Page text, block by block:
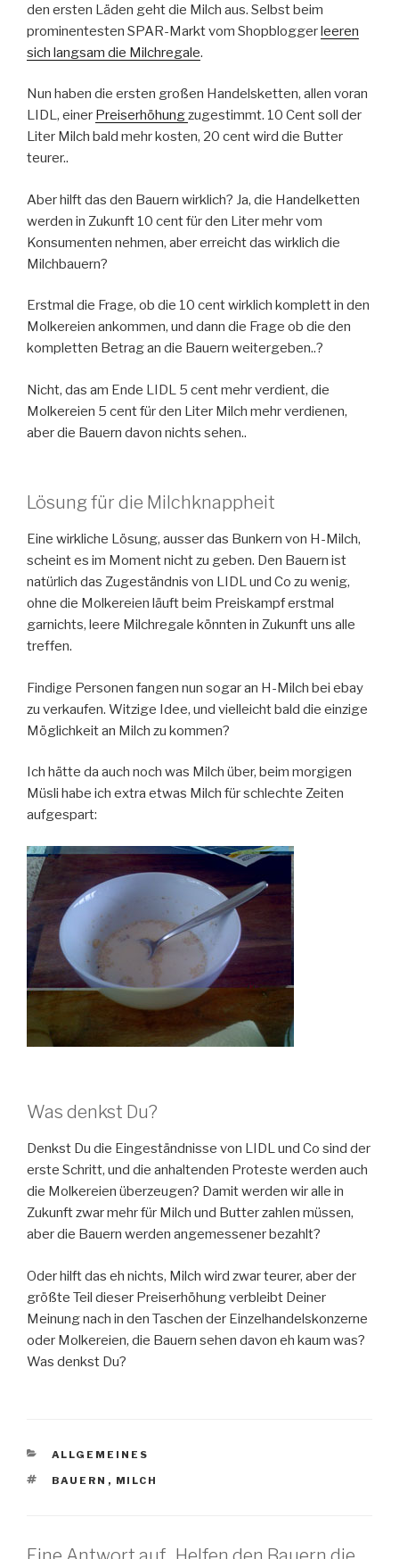
den ersten Läden geht die Milch aus. Selbst beim
prominentesten SPAR-Markt vom Shopbloggerleeren
sich langsam die Milchregale.
Nun haben die ersten großen Handelsketten, allen voran
LIDL, einer Preiserhöhungzugestimmt. 10 Cent soll der
Liter Milch bald mehr kosten, 20 cent wird die Butter
teurer..
Aber hilft das den Bauern wirklich? Ja, die Handelketten
werden in Zukunft 10 cent für den Liter mehr vom
Konsumenten nehmen, aber erreicht das wirklich die
Milchbauern?
Erstmal die Frage, ob die 10 cent wirklich komplett in den
Molkereien ankommen, und dann die Frage ob die den
kompletten Betrag an die Bauern weitergeben..?
Nicht, das am Ende LIDL 5 cent mehr verdient, die
Molkereien 5 cent für den Liter Milch mehr verdienen,
aber die Bauern davon nichts sehen..
Lösung für die Milchknappheit
Eine wirkliche Lösung, ausser das Bunkern von H-Milch,
scheint es im Moment nicht zu geben. Den Bauern ist
natürlich das Zugeständnis von LIDL und Co zu wenig,
ohne die Molkereien läuft beim Preiskampf erstmal
garnichts, leere Milchregale könnten in Zukunft uns alle
treffen.
Findige Personen fangen nun sogar an H-Milch bei ebay
zu verkaufen. Witzige Idee, und vielleicht bald die einzige
Möglichkeit an Milch zu kommen?
Ich hätte da auch noch was Milch über, beim morgigen
Müsli habe ich extra etwas Milch für schlechte Zeiten
aufgespart:
Was denkst Du?
Denkst Du die Eingeständnisse von LIDL und Co sind der
erste Schritt, und die anhaltenden Proteste werden auch
die Molkereien überzeugen? Damit werden wir alle in
Zukunft zwar mehr für Milch und Butter zahlen müssen,
aber die Bauern werden angemessener bezahlt?
Oder hilft das eh nichts, Milch wird zwar teurer, aber der
größte Teil dieser Preiserhöhung verbleibt Deiner
Meinung nach in den Taschen der Einzelhandelskonzerne
oder Molkereien, die Bauern sehen davon eh kaum was?
Was denkst Du?
KATEGORIEN
ALLGEMEINES
SCHLAGWÖRTER
BAUERN , MILCH